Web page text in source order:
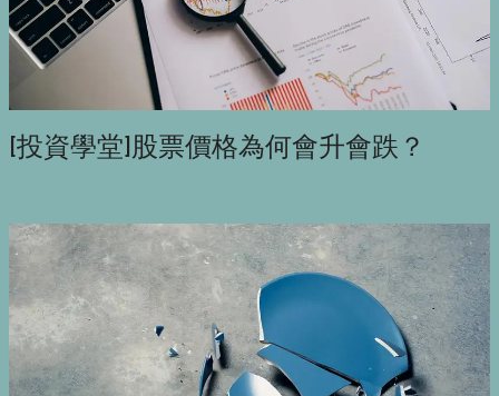
[投資學堂]股票價格為何會升會跌？